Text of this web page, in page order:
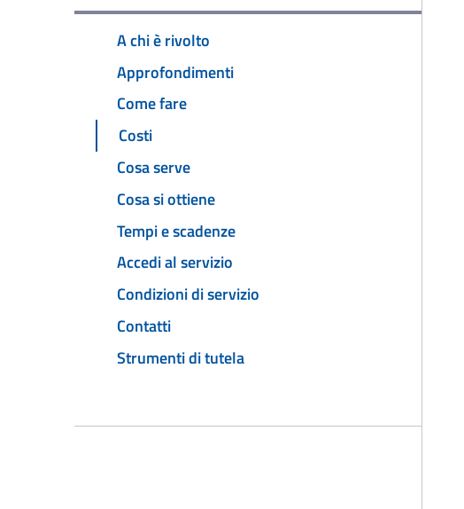
A chi è rivolto
Approfondimenti
Come fare
Costi
Cosa serve
Cosa si ottiene
Tempi e scadenze
Accedi al servizio
Condizioni di servizio
Contatti
Strumenti di tutela